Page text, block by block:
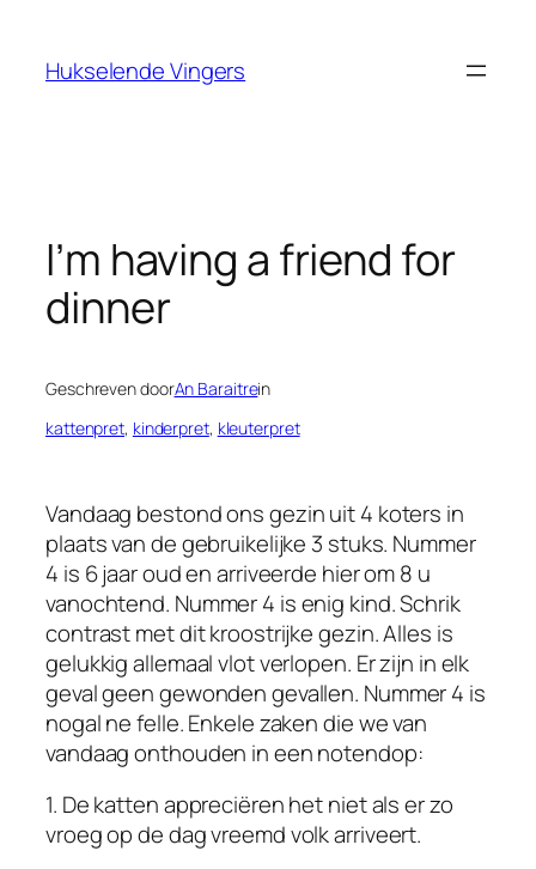
Hukselende Vingers
I’m having a friend for
dinner
Geschreven doorAn Baraitrein
kattenpret, kinderpret, kleuterpret
Vandaag bestond ons gezin uit 4 koters in
plaats van de gebruikelijke 3 stuks. Nummer
4 is 6 jaar oud en arriveerde hier om 8 u
vanochtend. Nummer 4 is enig kind. Schrik
contrast met dit kroostrijke gezin. Alles is
gelukkig allemaal vlot verlopen. Er zijn in elk
geval geen gewonden gevallen. Nummer 4 is
nogal ne felle. Enkele zaken die we van
vandaag onthouden in een notendop:
1. De katten appreciëren het niet als er zo
vroeg op de dag vreemd volk arriveert.